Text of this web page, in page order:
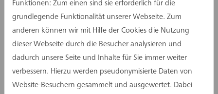
Laut AHO-Heft 9 bedeutet „Überprüfen“ eine
planungsbegleitende Kontrolle von
Arbeitsergebnissen in Stichproben. Diese
Stichproben erfolgen in Eigenverantwortung, mit
dem Ziel, besonders kritische und fehlerträchtige
Vorgänge fachgerecht zu kontrollieren. Welche
Vorgänge als kritisch einzustufen sind, hängt von
Funktionen: Zum einen sind sie erforderlich für die
grundlegende Funktionalität unserer Webseite. Zum
anderen können wir mit Hilfe der Cookies die Nutzung
dieser Webseite durch die Besucher analysieren und
dadurch unsere Seite und Inhalte für Sie immer weiter
verbessern. Hierzu werden pseudonymisierte Daten von
Website-Besuchern gesammelt und ausgewertet. Dabei